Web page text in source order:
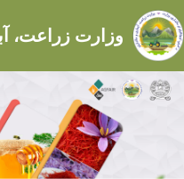
وزارت زراعت،